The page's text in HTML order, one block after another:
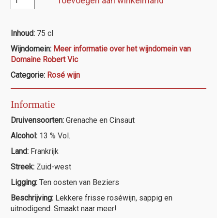
Vic,
Petite
Source
"Le
Pré"
aantal
Inhoud: 75 cl
Wijndomein: Meer informatie over het wijndomein van
Domaine Robert Vic
Categorie: Rosé wijn
Informatie
Druivensoorten: Grenache en Cinsaut
Alcohol: 13 % Vol.
Land: Frankrijk
Streek: Zuid-west
Ligging: Ten oosten van Beziers
Beschrijving: Lekkere frisse roséwijn, sappig en
uitnodigend. Smaakt naar meer!